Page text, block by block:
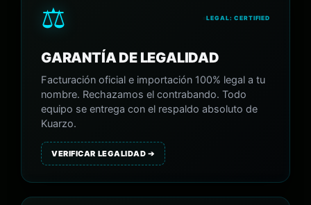
⚖️ LEGAL: CERTIFIED
GARANTÍA DE LEGALIDAD
Facturación oficial e importación 100% legal a tu
nombre. Rechazamos el contrabando. Todo
equipo se entrega con el respaldo absoluto de
Kuarzo.
VERIFICAR LEGALIDAD ➔